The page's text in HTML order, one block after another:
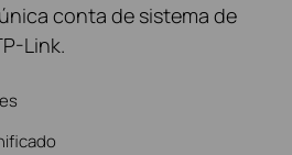
conta de sistema de
Link.